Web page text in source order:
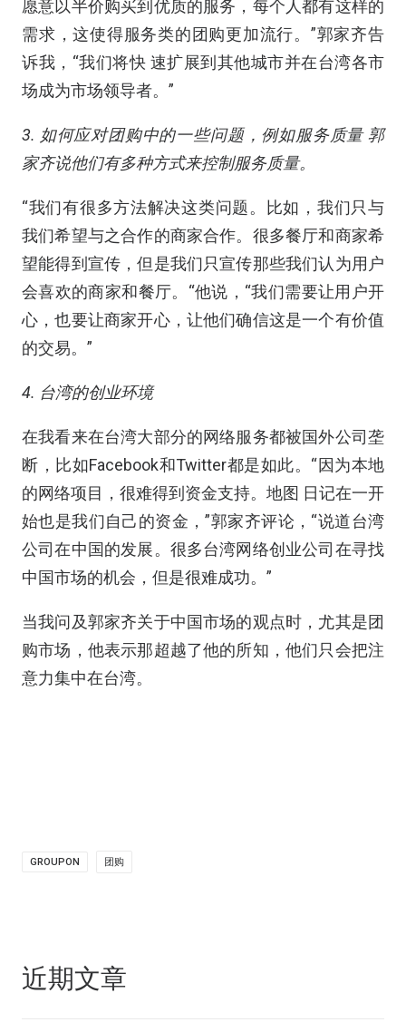
愿意以半价购买到优质的服务，每个人都有这样的
需求，这使得服务类的团购更加流行。”郭家齐告
诉我，“我们将快 速扩展到其他城市并在台湾各市
场成为市场领导者。”
3. 如何应对团购中的一些问题，例如服务质量 郭
家齐说他们有多种方式来控制服务质量。
“我们有很多方法解决这类问题。比如，我们只与
我们希望与之合作的商家合作。很多餐厅和商家希
望能得到宣传，但是我们只宣传那些我们认为用户
会喜欢的商家和餐厅。“他说，“我们需要让用户开
心，也要让商家开心，让他们确信这是一个有价值
的交易。”
4. 台湾的创业环境
在我看来在台湾大部分的网络服务都被国外公司垄
断，比如Facebook和Twitter都是如此。“因为本地
的网络项目，很难得到资金支持。地图 日记在一开
始也是我们自己的资金，”郭家齐评论，“说道台湾
公司在中国的发展。很多台湾网络创业公司在寻找
中国市场的机会，但是很难成功。”
当我问及郭家齐关于中国市场的观点时，尤其是团
购市场，他表示那超越了他的所知，他们只会把注
意力集中在台湾。
GROUPON 团购
近期文章